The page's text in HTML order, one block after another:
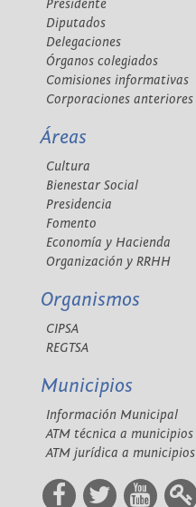
Presidente
Diputados
Delegaciones
Órganos colegiados
Comisiones informativas
Corporaciones anteriores
Áreas
Cultura
Bienestar Social
Presidencia
Fomento
Economía y Hacienda
Organización y RRHH
Organismos
CIPSA
REGTSA
Municipios
Información Municipal
ATM técnica a municipios
ATM jurídica a municipios